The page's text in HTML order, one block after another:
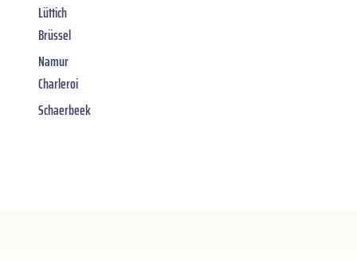
Lüttich
Brüssel
Namur
Charleroi
Schaerbeek